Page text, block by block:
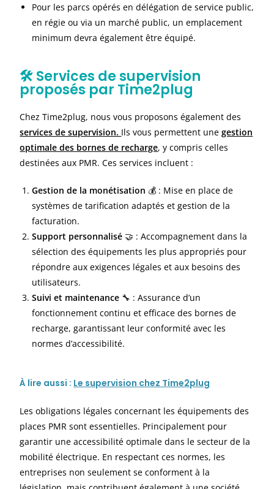
Pour les parcs opérés en délégation de service public,
en régie ou via un marché public, un emplacement
minimum devra également être équipé.
🛠️ Services de supervision
proposés par Time2plug
Chez Time2plug, nous vous proposons également des
services de supervision. Ils vous permettent unegestion
optimale des bornes de recharge, y compris celles
destinées aux PMR. Ces services incluent :
Gestion de la monétisation 💰 : Mise en place de
systèmes de tarification adaptés et gestion de la
facturation.
Support personnalisé 🤝 : Accompagnement dans la
sélection des équipements les plus appropriés pour
répondre aux exigences légales et aux besoins des
utilisateurs.
Suivi et maintenance 🔧 : Assurance d’un
fonctionnement continu et efficace des bornes de
recharge, garantissant leur conformité avec les
normes d’accessibilité.
À lire aussi : Le supervision chez Time2plug
Les obligations légales concernant les équipements des
places PMR sont essentielles. Principalement pour
garantir une accessibilité optimale dans le secteur de la
mobilité électrique. En respectant ces normes, les
entreprises non seulement se conforment à la